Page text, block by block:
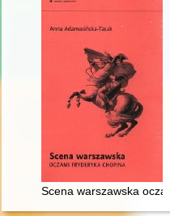
Scena warszawska